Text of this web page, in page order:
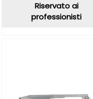
Riservato ai
professionisti